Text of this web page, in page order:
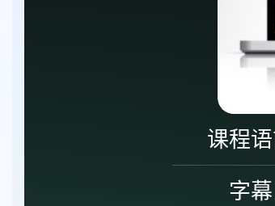
课程语
字幕